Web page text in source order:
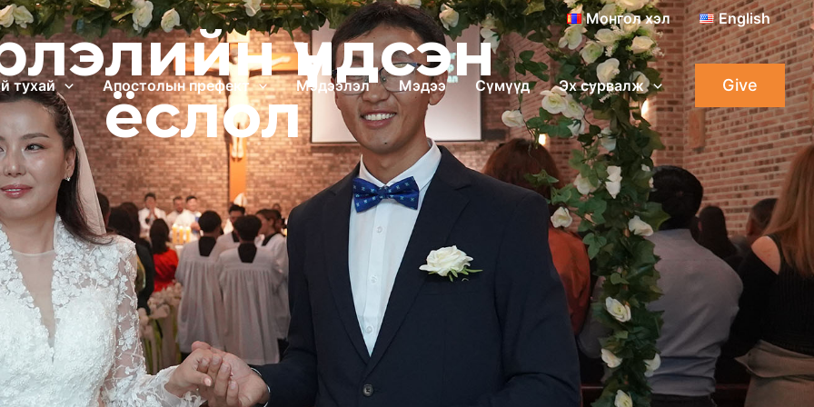
Монгол хэл English
тухай Апостолын префект Мэдээлэл Мэдээ Сүмүүд Эх сурвалж Give
үндсэн
ёслол